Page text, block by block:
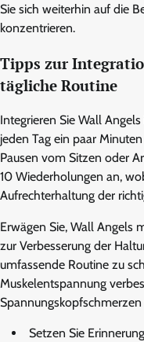
Sie sich weiterhin auf die
konzentrieren.
Tipps zur
tägliche Routine
Integrieren Sie Wall
jeden Tag ein paar
Pausen vom Sitzen oder
10 Wiederholungen an,
Aufrechterhaltung der
Erwägen Sie, Wall Angels
zur Verbesserung der
umfassende Routine zu
Muskelentspannung
Setzen Sie